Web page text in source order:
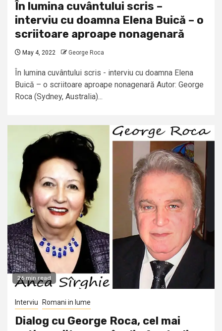
În lumina cuvântului scris –
interviu cu doamna Elena Buică – o
scriitoare aproape nonagenară
May 4, 2022 George Roca
În lumina cuvântului scris - interviu cu doamna Elena
Buică – o scriitoare aproape nonagenară Autor: George
Roca (Sydney, Australia)...
26 min read
Interviu Romani in lume
Dialog cu George Roca, cel mai